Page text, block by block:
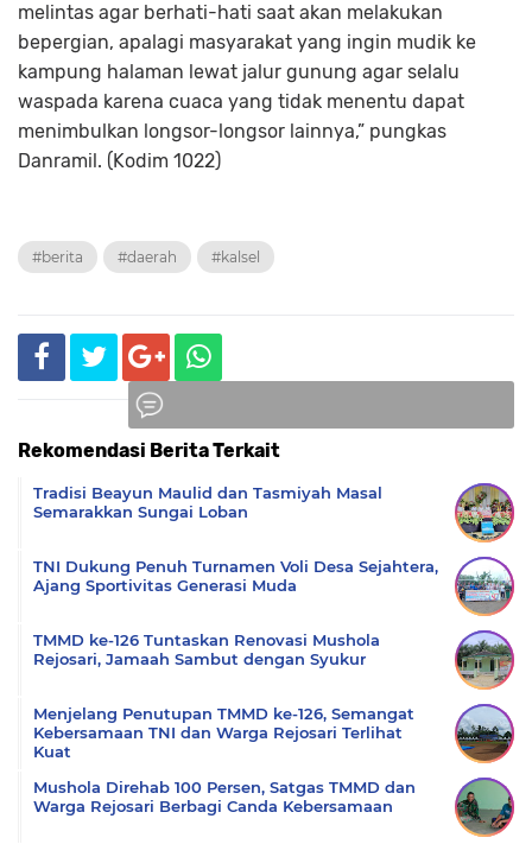
melintas agar berhati-hati saat akan melakukan
bepergian, apalagi masyarakat yang ingin mudik ke
kampung halaman lewat jalur gunung agar selalu
waspada karena cuaca yang tidak menentu dapat
menimbulkan longsor-longsor lainnya,” pungkas
Danramil. (Kodim 1022)
#berita #daerah #kalsel
Rekomendasi Berita Terkait
Tradisi Beayun Maulid dan Tasmiyah Masal
Semarakkan Sungai Loban
TNI Dukung Penuh Turnamen Voli Desa Sejahtera,
Ajang Sportivitas Generasi Muda
TMMD ke-126 Tuntaskan Renovasi Mushola
Rejosari, Jamaah Sambut dengan Syukur
Menjelang Penutupan TMMD ke-126, Semangat
Kebersamaan TNI dan Warga Rejosari Terlihat
Kuat
Mushola Direhab 100 Persen, Satgas TMMD dan
Warga Rejosari Berbagi Canda Kebersamaan